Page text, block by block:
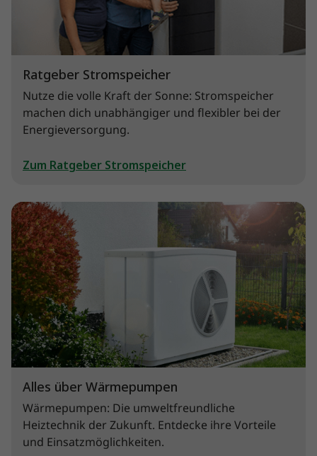
Ratgeber Stromspeicher
Nutze die volle Kraft der Sonne: Stromspeicher
machen dich unabhängiger und flexibler bei der
Energieversorgung.
Zum Ratgeber Stromspeicher
Alles über Wärmepumpen
Wärmepumpen: Die umweltfreundliche
Heiztechnik der Zukunft. Entdecke ihre Vorteile
und Einsatzmöglichkeiten.